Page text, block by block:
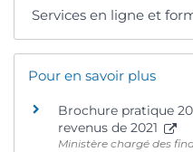
Services en ligne et
Pour en savoir plus
Brochure pratique
revenus de 2021
Ministère chargé des